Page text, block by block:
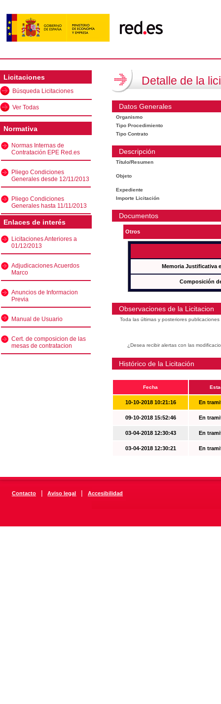
Licitaciones
Búsqueda Licitaciones
Ver Todas
Normativa
Normas Internas de
Contratación EPE Red.es
Pliego Condiciones
Generales desde 12/11/2013
Pliego Condiciones
Generales hasta 11/11/2013
Enlaces de interés
Licitaciones Anteriores a
01/12/2013
Adjudicaciones Acuerdos
Marco
Anuncios de Informacion
Previa
Manual de Usuario
Cert. de composicion de las
mesas de contratacion
Detalle de la
Datos Generales
Organismo
Tipo Procedimiento
Tipo Contrato
Descripción
Título/Resumen
Objeto
Expediente
Importe Licitación
Documentos
Otros
Memoria Justificativa
Composición
Observaciones de la Licitacion
Toda las últimas y posteriores
¿Desea recibir alertas con las
Histórico de la Licitación
Fecha
10-10-2018 10:21:16 En
09-10-2018 15:52:46 En
03-04-2018 12:30:43 En
03-04-2018 12:30:21 En
Contacto | Aviso legal | Accesibilidad